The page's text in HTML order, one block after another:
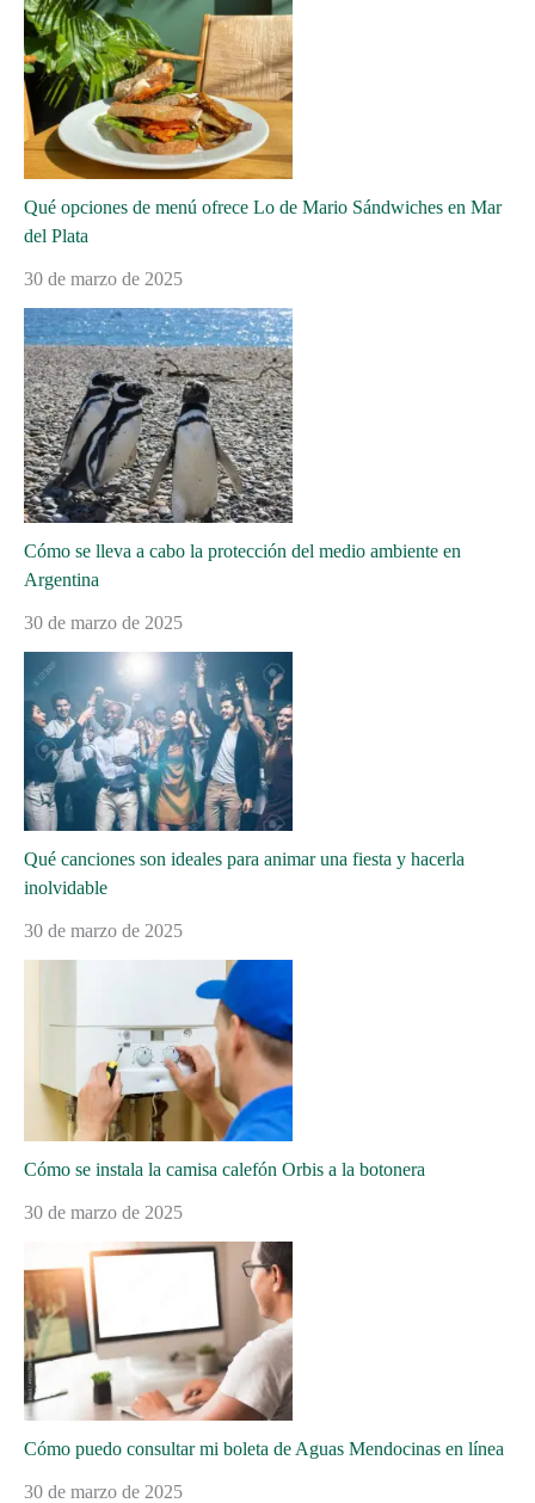
Qué opciones de menú ofrece Lo de Mario Sándwiches en Mar
del Plata
30 de marzo de 2025
Cómo se lleva a cabo la protección del medio ambiente en
Argentina
30 de marzo de 2025
Qué canciones son ideales para animar una fiesta y hacerla
inolvidable
30 de marzo de 2025
Cómo se instala la camisa calefón Orbis a la botonera
30 de marzo de 2025
Cómo puedo consultar mi boleta de Aguas Mendocinas en línea
30 de marzo de 2025